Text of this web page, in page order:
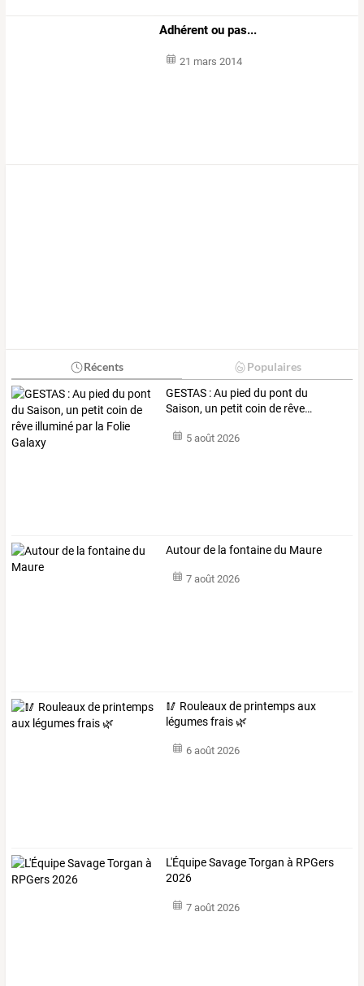
Adhérent ou pas...
21 mars 2014
Récents Populaires
GESTAS :Au pied du pont du
Saison, un petit coin de rêve…
5 août 2026
Autour de la fontaine du Maure
7 août 2026
🥢 Rouleaux de printemps aux
légumes frais 🌿
6 août 2026
L'Équipe Savage Torgan à RPGers
2026
7 août 2026